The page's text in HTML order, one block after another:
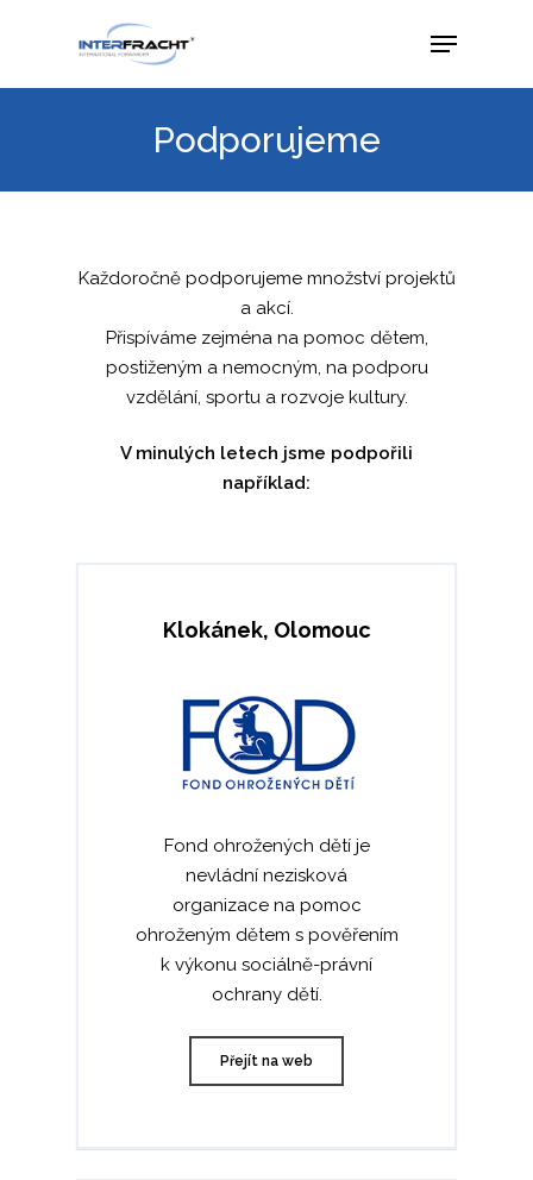
Podporujeme
Každoročně podporujeme množství projektů
a akcí.
Přispíváme zejména na pomoc dětem,
postiženým a nemocným, na podporu
vzdělání, sportu a rozvoje kultury.
V minulých letech jsme podpořili
například:
Klokánek, Olomouc
Fond ohrožených dětí je
nevládní nezisková
organizace na pomoc
ohroženým dětem s pověřením
k výkonu sociálně-právní
ochrany dětí.
Přejít na web